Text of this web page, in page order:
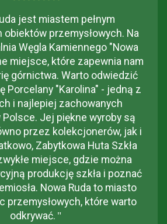
jest miastem pełnym
przemysłowych. Na
Węgla Kamiennego "Nowa
miejsce, które zapewnia nam
górnictwa. Warto odwiedzić
Porcelany "Karolina" - jedną z
i najlepiej zachowanych
Jej piękne wyroby są
przez kolekcjonerów, jak i
Zabytkowa Huta Szkła
miejsce, gdzie można
produkcję szkła i poznać
Nowa Ruda to miasto
przemysłowych, które warto
odkrywać. "